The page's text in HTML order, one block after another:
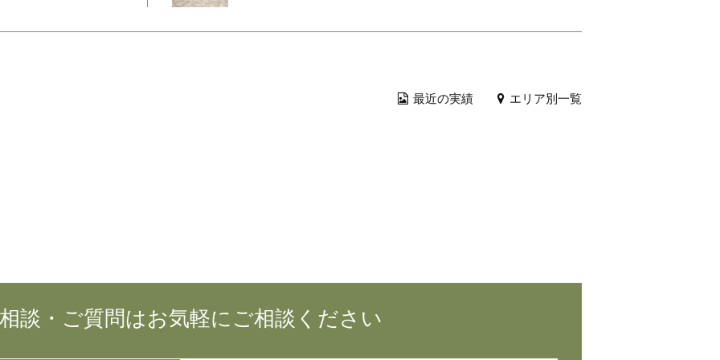
最近の実績 エリア別一覧
談・ご質問はお気軽にご相談ください